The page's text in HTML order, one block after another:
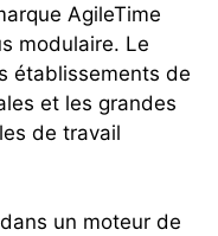
AgileTime
modulaire. Le
établissements de
et les grandes
de travail
un moteur de